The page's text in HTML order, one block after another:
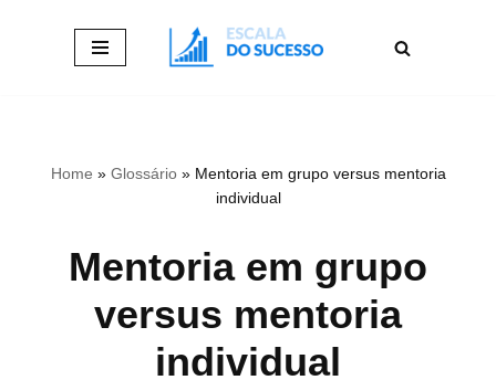
Home » Glossário» Mentoria em grupo versus mentoria
individual
Mentoria em grupo
versus mentoria
individual